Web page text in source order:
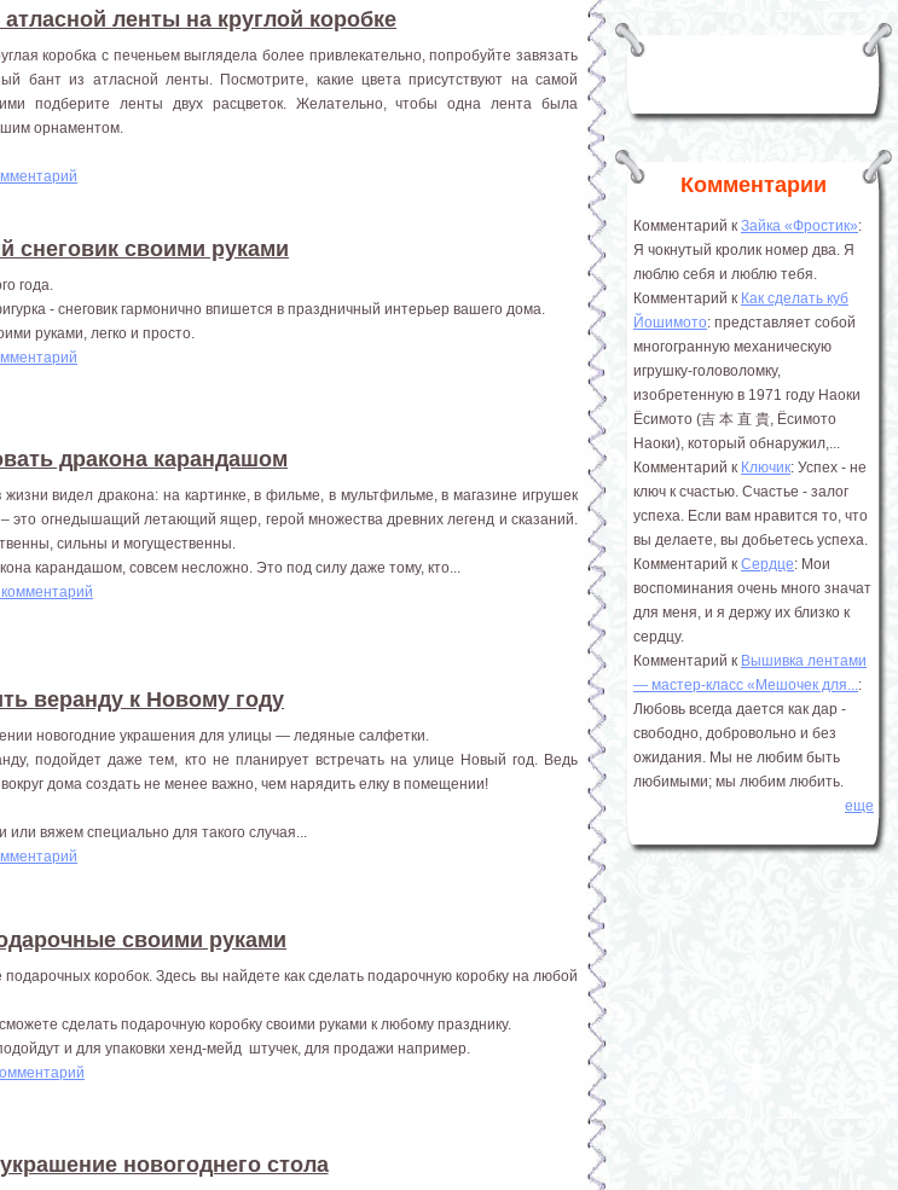
атласной ленты на круглой коробке
коробка с печеньем выглядела более привлекательно, попробуйте завязать
бант из атласной ленты. Посмотрите, какие цвета присутствуют на самой
подберите ленты двух расцветок. Желательно, чтобы одна лента была
орнаментом.
снеговик своими руками
года.
- снеговик гармонично впишется в праздничный интерьер вашего дома.
руками, легко и просто.
дракона карандашом
видел дракона: на картинке, в фильме, в мультфильме, в магазине игрушек
это огнедышащий летающий ящер, герой множества древних легенд и сказаний.
сильны и могущественны.
карандашом, совсем несложно. Это под силу даже тому, кто...
веранду к Новому году
новогодние украшения для улицы — ледяные салфетки.
подойдет даже тем, кто не планирует встречать на улице Новый год. Ведь
дома создать не менее важно, чем нарядить елку в помещении!
вяжем специально для такого случая...
своими руками
коробок. Здесь вы найдете как сделать подарочную коробку на любой
сделать подарочную коробку своими руками к любому празднику.
и для упаковки хенд-мейд штучек, для продажи например.
новогоднего стола
Комментарии
Комментарий к Зайка «Фростик»:
Я чокнутый кролик номер два. Я
люблю себя и люблю тебя.
Комментарий к Как сделать куб
Йошимото: представляет собой
многогранную механическую
игрушку-головоломку,
изобретенную в 1971 году Наоки
Ёсимото (吉 本 直 貴, Ёсимото
Наоки), который обнаружил,...
Комментарий к Ключик: Успех - не
ключ к счастью. Счастье - залог
успеха. Если вам нравится то, что
вы делаете, вы добьетесь успеха.
Комментарий к Сердце: Мои
воспоминания очень много значат
для меня, и я держу их близко к
сердцу.
Комментарий к Вышивка лентами
― мастер-класс «Мешочек для...:
Любовь всегда дается как дар -
свободно, добровольно и без
ожидания. Мы не любим быть
любимыми; мы любим любить.
еще